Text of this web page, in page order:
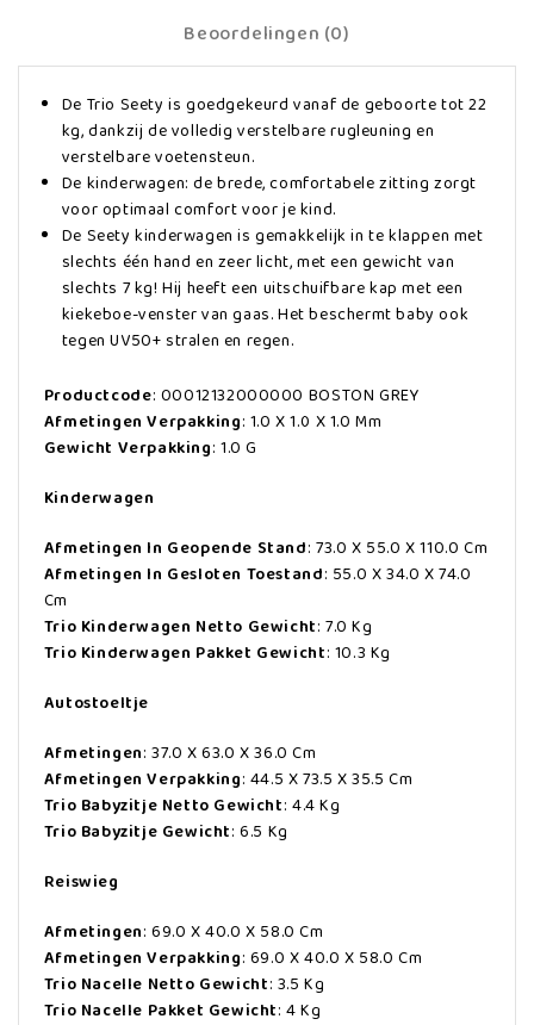
Beoordelingen (0)
De Trio Seety is goedgekeurd vanaf de geboorte tot 22
kg, dankzij de volledig verstelbare rugleuning en
verstelbare voetensteun.
De kinderwagen: de brede, comfortabele zitting zorgt
voor optimaal comfort voor je kind.
De Seety kinderwagen is gemakkelijk in te klappen met
slechts één hand en zeer licht, met een gewicht van
slechts 7 kg! Hij heeft een uitschuifbare kap met een
kiekeboe-venster van gaas. Het beschermt baby ook
tegen UV50+ stralen en regen.
Productcode: 00012132000000 BOSTON GREY
Afmetingen Verpakking: 1.0 X 1.0 X 1.0 Mm
Gewicht Verpakking: 1.0 G
Kinderwagen
Afmetingen In Geopende Stand: 73.0 X 55.0 X 110.0 Cm
Afmetingen In Gesloten Toestand: 55.0 X 34.0 X 74.0
Cm
Trio Kinderwagen Netto Gewicht: 7.0 Kg
Trio Kinderwagen Pakket Gewicht: 10.3 Kg
Autostoeltje
Afmetingen: 37.0 X 63.0 X 36.0 Cm
Afmetingen Verpakking: 44.5 X 73.5 X 35.5 Cm
Trio Babyzitje Netto Gewicht: 4.4 Kg
Trio Babyzitje Gewicht: 6.5 Kg
Reiswieg
Afmetingen: 69.0 X 40.0 X 58.0 Cm
Afmetingen Verpakking: 69.0 X 40.0 X 58.0 Cm
Trio Nacelle Netto Gewicht: 3.5 Kg
Trio Nacelle Pakket Gewicht: 4 Kg